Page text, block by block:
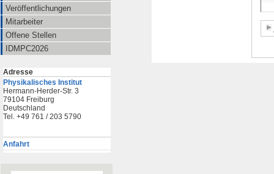
Veröffentlichungen
Mitarbeiter
Offene Stellen
IDMPC2026
Adresse
Physikalisches Institut
Hermann-Herder-Str. 3
79104 Freiburg
Deutschland
Tel. +49 761 / 203 5790
Anfahrt